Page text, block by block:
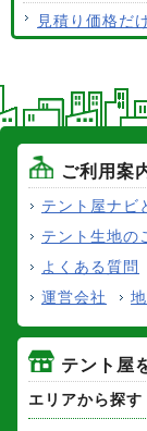
見積り価格だ
ご利用案
テント屋ナビ
テント生地の
よくある質問
運営会社
テント屋
エリアから探す